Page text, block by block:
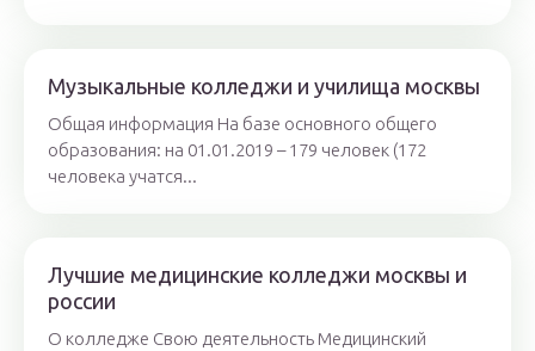
Музыкальные колледжи и училища москвы
Общая информация На базе основного общего
образования: на 01.01.2019 – 179 человек (172
человека учатся...
Лучшие медицинские колледжи москвы и
россии
О колледже Свою деятельность Медицинский